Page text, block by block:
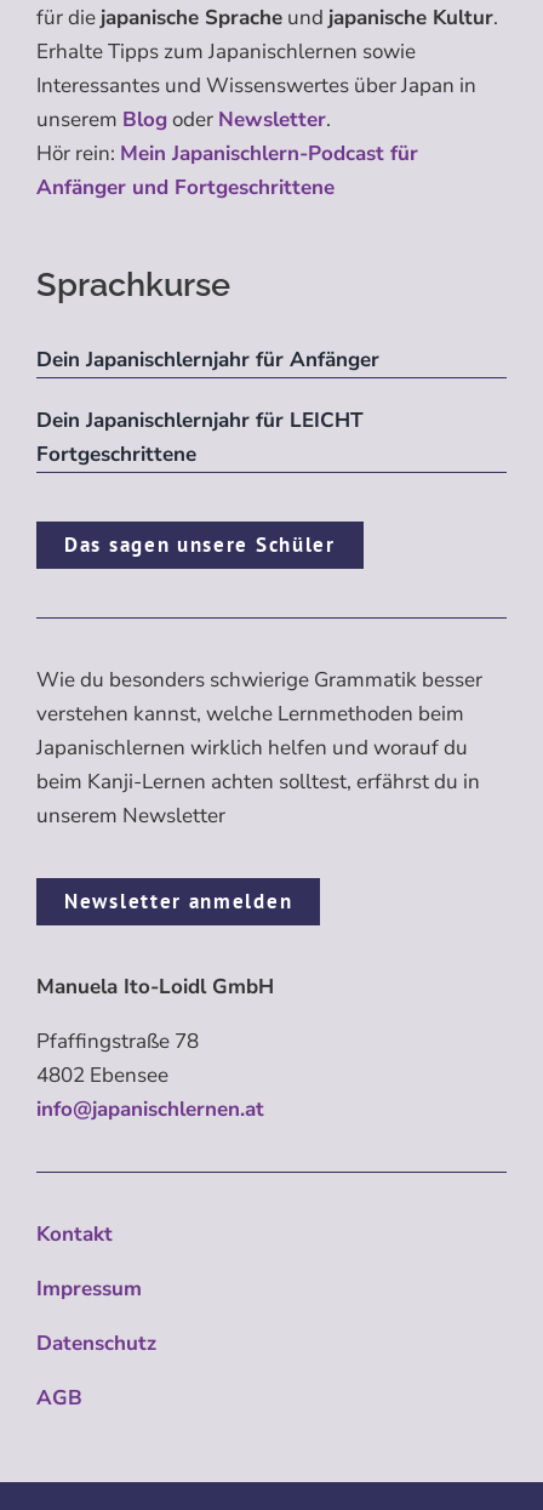
für die japanische Sprache und japanische Kultur.
Erhalte Tipps zum Japanischlernen sowie
Interessantes und Wissenswertes über Japan in
unserem Blogoder Newsletter.
Hör rein: Mein Japanischlern-Podcast für
Anfänger und Fortgeschrittene
Sprachkurse
Dein Japanischlernjahr für Anfänger
Dein Japanischlernjahr für LEICHT
Fortgeschrittene
Das sagen unsere Schüler
Wie du besonders schwierige Grammatik besser
verstehen kannst, welche Lernmethoden beim
Japanischlernen wirklich helfen und worauf du
beim Kanji-Lernen achten solltest, erfährst du in
unserem Newsletter
Newsletter anmelden
Manuela Ito-Loidl GmbH
Pfaffingstraße 78
4802 Ebensee
info@japanischlernen.at
Kontakt
Impressum
Datenschutz
AGB